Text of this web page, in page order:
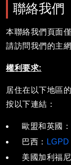
聯絡我們
本聯絡我們頁面
請訪問我們的主網
權利要求:
居住在以下地區
按以下連結：
歐盟和英國：
巴西：
美國加利福